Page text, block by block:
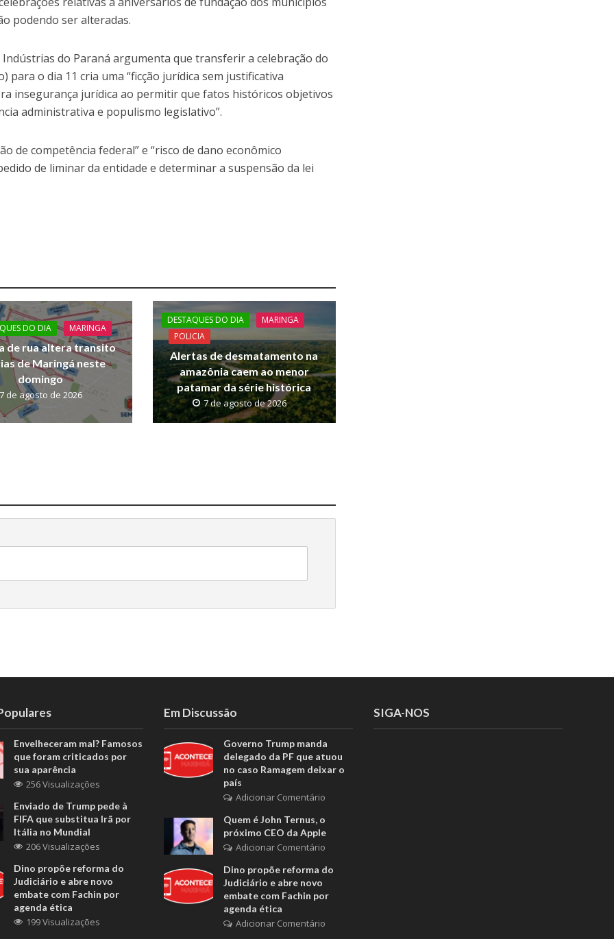
podendo ser alteradas.
Indústrias do Paraná argumenta que transferir a celebração do
para o dia 11 cria uma “ficção jurídica sem justificativa
insegurança jurídica ao permitir que fatos históricos objetivos
administrativa e populismo legislativo”.
de competência federal” e “risco de dano econômico
de liminar da entidade e determinar a suspensão da lei
DO DIA MARINGA
de rua altera transito
de Maringá neste
domingo
7 de agosto de 2026
DESTAQUES DO DIA
MARINGA
POLICIA
Alertas de desmatamento na
amazônia caem ao menor
patamar da série histórica
7 de agosto de 2026
Envelheceram mal? Famosos
que foram criticados por
sua aparência
256 Visualizações
Enviado de Trump pede à
FIFA que substitua Irã por
Itália no Mundial
206 Visualizações
Dino propõe reforma do
Judiciário e abre novo
embate com Fachin por
agenda ética
199 Visualizações
Em Discussão
Governo Trump manda
delegado da PF que atuou
no caso Ramagem deixar o
país
Adicionar Comentário
Quem é John Ternus, o
próximo CEO da Apple
Adicionar Comentário
Dino propõe reforma do
Judiciário e abre novo
embate com Fachin por
agenda ética
Adicionar Comentário
SIGA-NOS